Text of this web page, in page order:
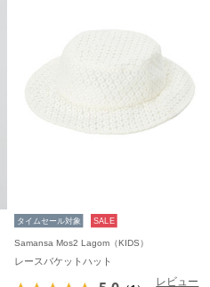
タイムセール対象 SALE
Samansa Mos2 Lagom（KIDS）
レースバケットハット
レビュー